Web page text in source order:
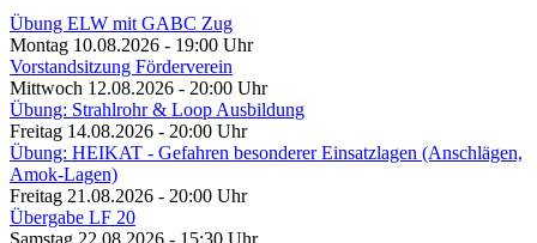
Übung ELW mit GABC Zug
Montag 10.08.2026 - 19:00 Uhr
Vorstandsitzung Förderverein
Mittwoch 12.08.2026 - 20:00 Uhr
Übung: Strahlrohr & Loop Ausbildung
Freitag 14.08.2026 - 20:00 Uhr
Übung: HEIKAT - Gefahren besonderer Einsatzlagen (Anschlägen,
Amok-Lagen)
Freitag 21.08.2026 - 20:00 Uhr
Übergabe LF 20
Samstag 22.08.2026 - 15:30 Uhr